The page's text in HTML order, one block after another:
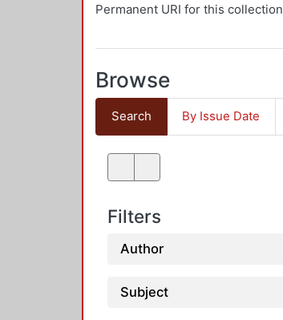
Permanent URI for this collection
Browse
Search By Issue Date
Filters
Author
Subject